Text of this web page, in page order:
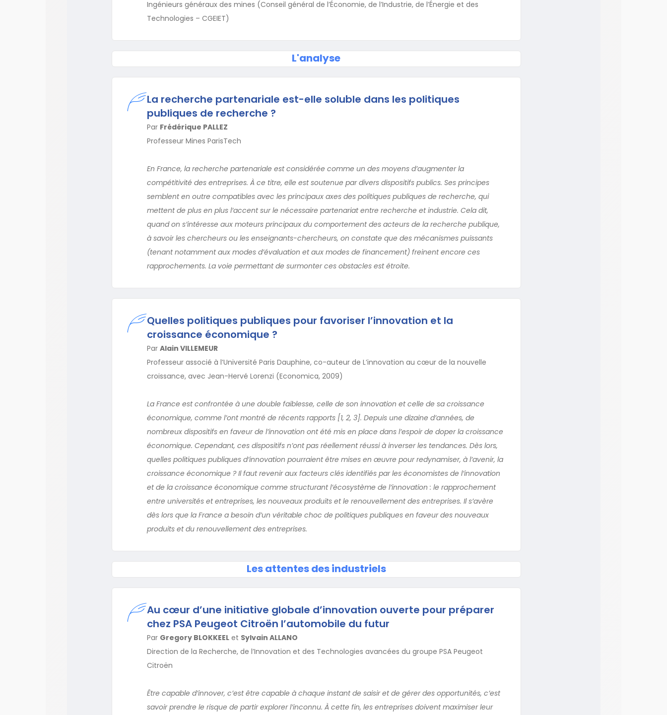
Ingénieurs généraux des mines (Conseil général de l’Économie, de l’Industrie, de l’Énergie et des
Technologies – CGEIET)
L'analyse
La recherche partenariale est-elle soluble dans les politiques
publiques de recherche ?
Par Frédérique PALLEZ
Professeur Mines ParisTech
En France, la recherche partenariale est considérée comme un des moyens d’augmenter la
compétitivité des entreprises. À ce titre, elle est soutenue par divers dispositifs publics. Ses principes
semblent en outre compatibles avec les principaux axes des politiques publiques de recherche, qui
mettent de plus en plus l’accent sur le nécessaire partenariat entre recherche et industrie. Cela dit,
quand on s’intéresse aux moteurs principaux du comportement des acteurs de la recherche publique,
à savoir les chercheurs ou les enseignants-chercheurs, on constate que des mécanismes puissants
(tenant notamment aux modes d’évaluation et aux modes de financement) freinent encore ces
rapprochements. La voie permettant de surmonter ces obstacles est étroite.
Quelles politiques publiques pour favoriser l’innovation et la
croissance économique ?
Par Alain VILLEMEUR
Professeur associé à l’Université Paris Dauphine, co-auteur de L’innovation au cœur de la nouvelle
croissance, avec Jean-Hervé Lorenzi (Economica, 2009)
La France est confrontée à une double faiblesse, celle de son innovation et celle de sa croissance
économique, comme l’ont montré de récents rapports [1, 2, 3]. Depuis une dizaine d’années, de
nombreux dispositifs en faveur de l’innovation ont été mis en place dans l’espoir de doper la croissance
économique. Cependant, ces dispositifs n’ont pas réellement réussi à inverser les tendances. Dès lors,
quelles politiques publiques d’innovation pourraient être mises en œuvre pour redynamiser, à l’avenir, la
croissance économique ? Il faut revenir aux facteurs clés identifiés par les économistes de l’innovation
et de la croissance économique comme structurant l’écosystème de l’innovation : le rapprochement
entre universités et entreprises, les nouveaux produits et le renouvellement des entreprises. Il s’avère
dès lors que la France a besoin d’un véritable choc de politiques publiques en faveur des nouveaux
produits et du renouvellement des entreprises.
Les attentes des industriels
Au cœur d’une initiative globale d’innovation ouverte pour préparer
chez PSA Peugeot Citroën l’automobile du futur
Par Gregory BLOKKEELet Sylvain ALLANO
Direction de la Recherche, de l’Innovation et des Technologies avancées du groupe PSA Peugeot
Citroën
Être capable d’innover, c’est être capable à chaque instant de saisir et de gérer des opportunités, c’est
savoir prendre le risque de partir explorer l’inconnu. À cette fin, les entreprises doivent maximiser leur